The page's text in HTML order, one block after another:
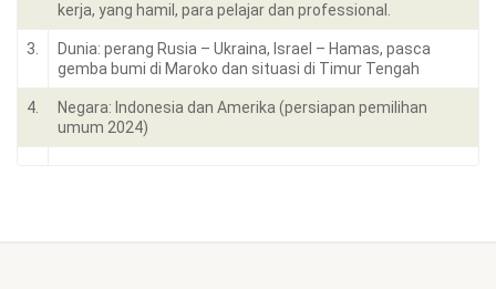
kerja, yang hamil, para pelajar dan professional.
3.
Dunia: perang Rusia – Ukraina, Israel – Hamas, pasca
gemba bumi di Maroko dan situasi di Timur Tengah
4.
Negara: Indonesia dan Amerika (persiapan pemilihan
umum 2024)